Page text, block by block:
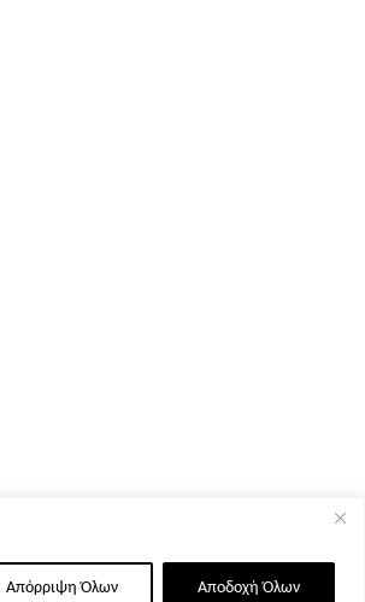
Απόρριψη Όλων Αποδοχή Όλων